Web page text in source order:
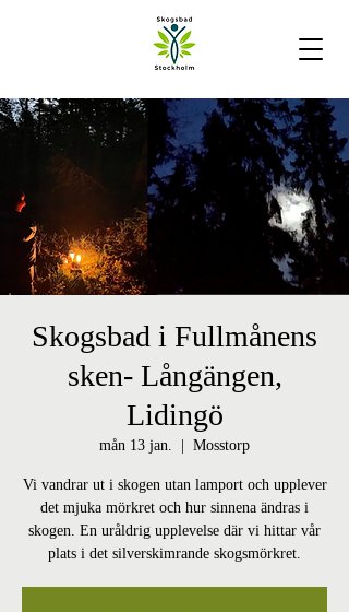
Skogsbad i Fullmånens
sken- Långängen,
Lidingö
mån 13 jan. Mosstorp
Vi vandrar ut i skogen utan lamport och upplever
det mjuka mörkret och hur sinnena ändras i
skogen. En uråldrig upplevelse där vi hittar vår
plats i det silverskimrande skogsmörkret.